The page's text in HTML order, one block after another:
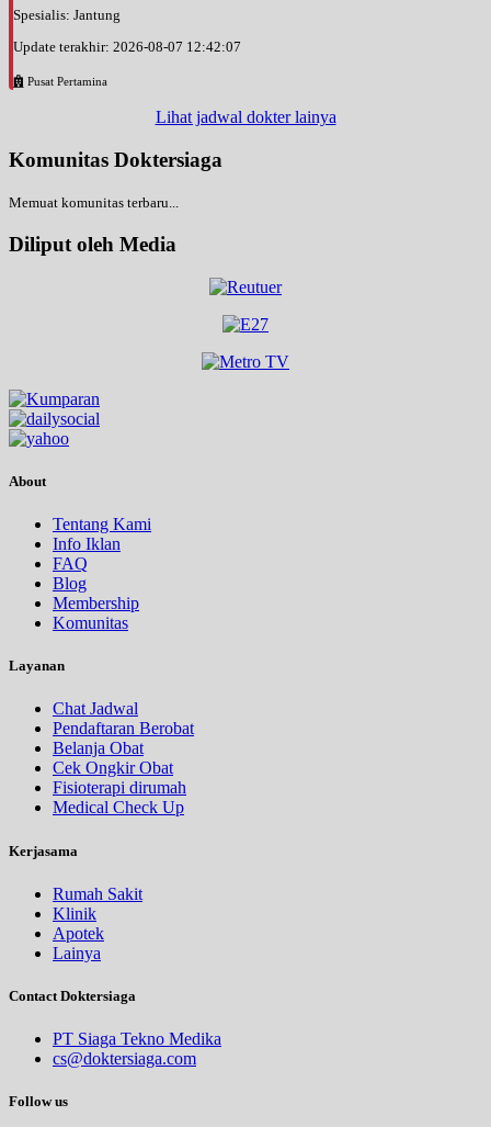
Spesialis: Jantung
Update terakhir: 2026-08-07 12:42:07
Pusat Pertamina
Lihat jadwal dokter lainya
Komunitas Doktersiaga
Memuat komunitas terbaru...
Diliput oleh Media
About
Tentang Kami
Info Iklan
FAQ
Blog
Membership
Komunitas
Layanan
Chat Jadwal
Pendaftaran Berobat
Belanja Obat
Cek Ongkir Obat
Fisioterapi dirumah
Medical Check Up
Kerjasama
Rumah Sakit
Klinik
Apotek
Lainya
Contact Doktersiaga
PT Siaga Tekno Medika
cs@doktersiaga.com
Follow us